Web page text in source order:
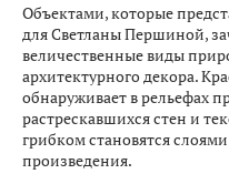
Объектами, которые
для Светланы Першиной,
величественные виды
архитектурного декора.
обнаруживает в рельефах
растрескавшихся стен и
грибком становятся
произведения.